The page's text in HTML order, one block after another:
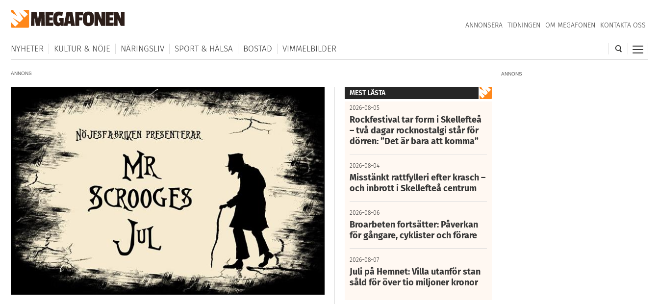
ANNONSERA TIDNINGEN OM MEGAFONEN KONTAKTA OSS
NYHETER KULTUR & NÖJE NÄRINGSLIV SPORT & HÄLSA BOSTAD VIMMELBILDER
ANNONS
ANNONS
MEST LÄSTA
2026-08-05
Rockfestival tar form i Skellefteå
– två dagar rocknostalgi står för
dörren: ”Det är bara att komma”
2026-08-04
Misstänkt rattfylleri efter krasch –
och inbrott i Skellefteå centrum
2026-08-06
Broarbeten fortsätter: Påverkan
för gångare, cyklister och förare
2026-08-07
Juli på Hemnet: Villa utanför stan
såld för över tio miljoner kronor